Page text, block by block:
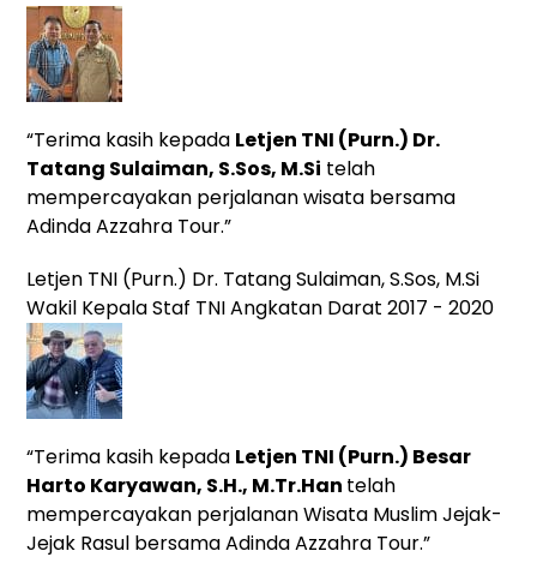
“Terima kasih kepada Letjen TNI (Purn.) Dr.
Tatang Sulaiman, S.Sos, M.Si telah
mempercayakan perjalanan wisata bersama
Adinda Azzahra Tour.”
Letjen TNI (Purn.) Dr. Tatang Sulaiman, S.Sos, M.Si
Wakil Kepala Staf TNI Angkatan Darat 2017 - 2020
“Terima kasih kepada Letjen TNI (Purn.) Besar
Harto Karyawan, S.H., M.Tr.Han telah
mempercayakan perjalanan Wisata Muslim Jejak-
Jejak Rasul bersama Adinda Azzahra Tour.”